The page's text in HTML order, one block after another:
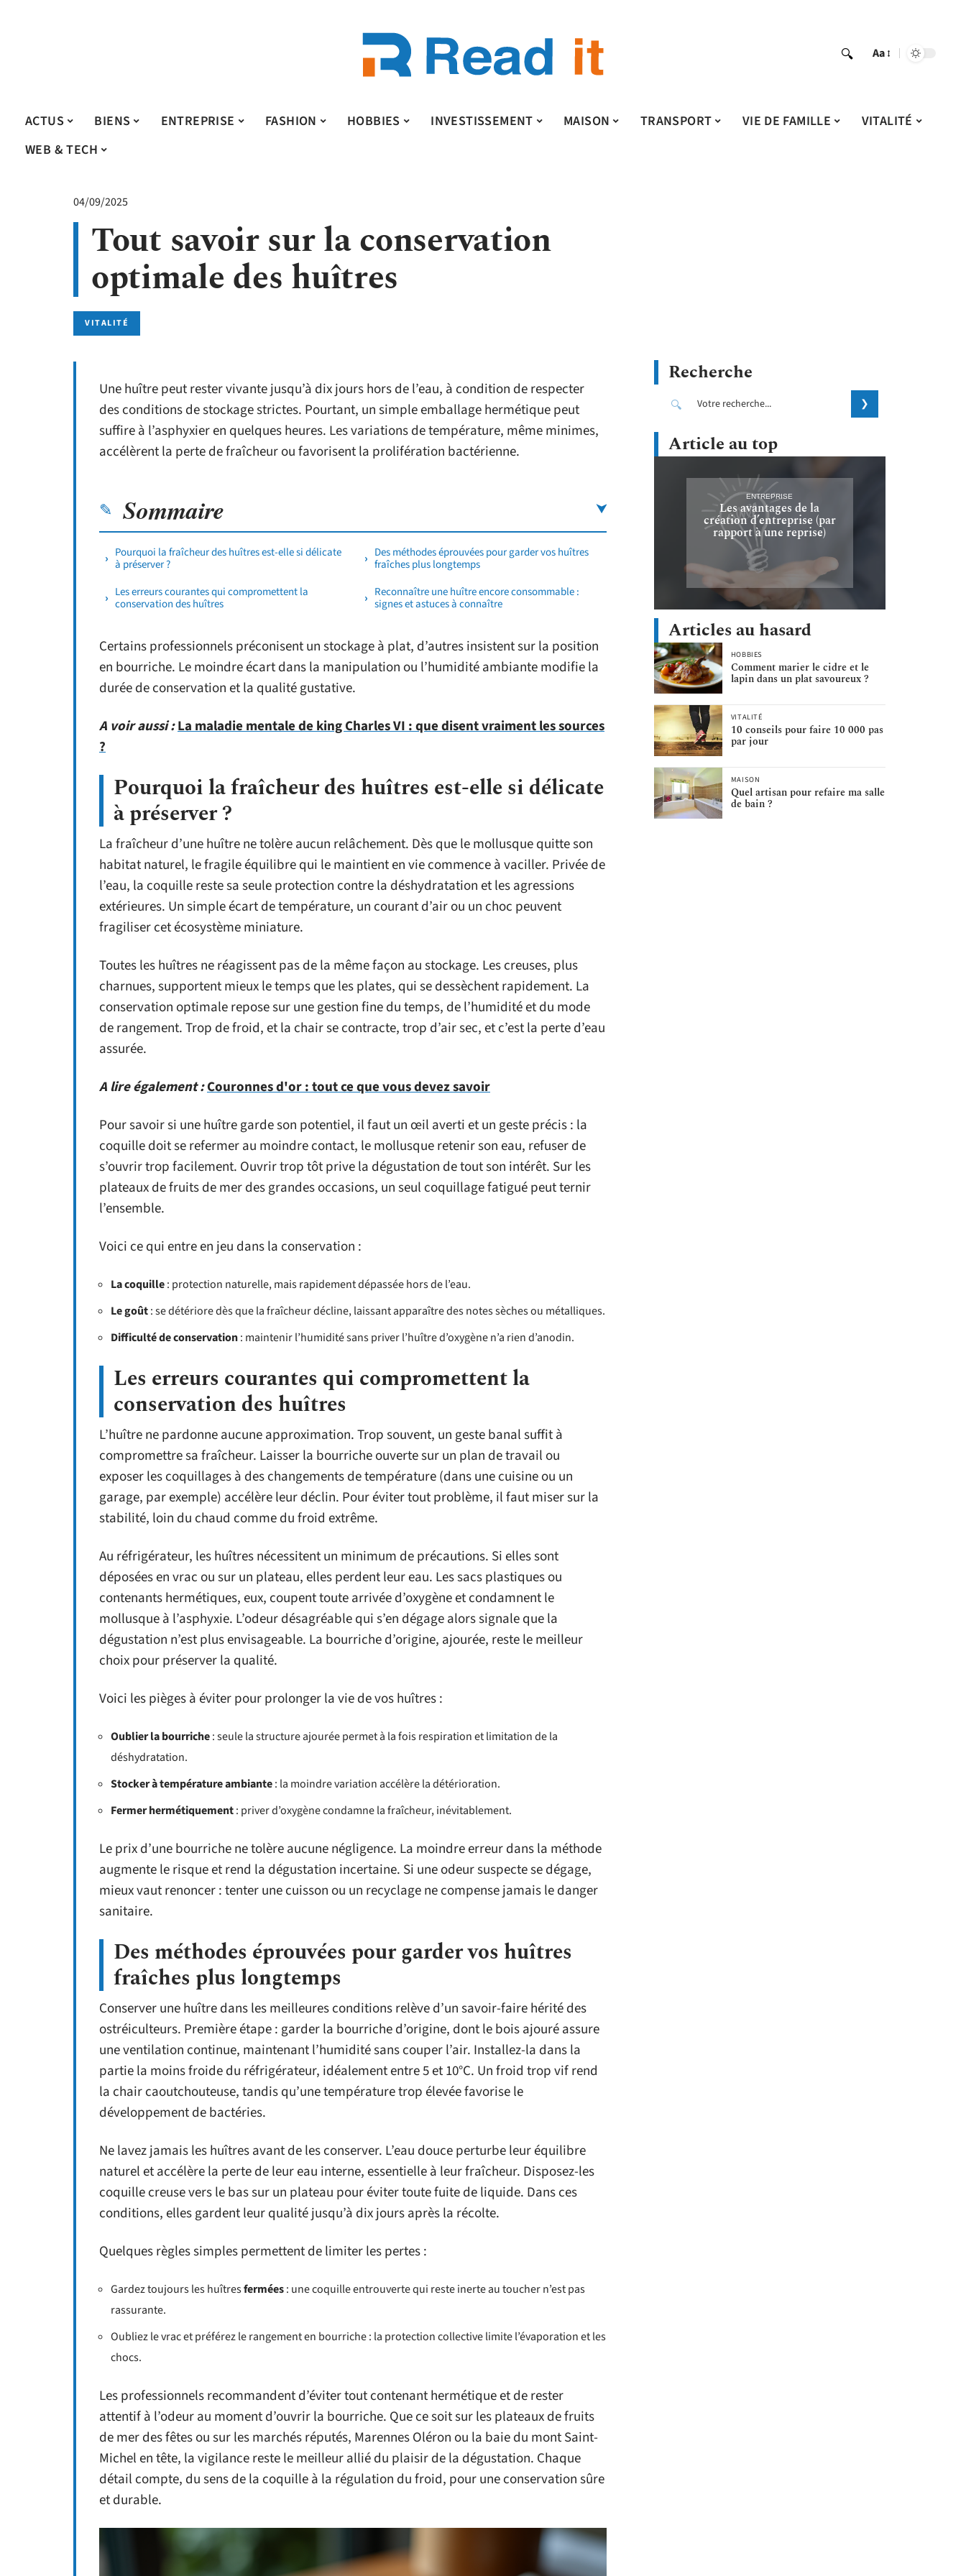
Aa
ACTUS BIENS ENTREPRISE FASHION HOBBIES INVESTISSEMENT MAISON TRANSPORT VIE DE FAMILLE
VITALITÉ
WEB & TECH
04/09/2025
Tout savoir sur la conservation
optimale des huîtres
VITALITÉ
Une huître peut rester vivante jusqu’à dix jours hors de l’eau, à condition de respecter
des conditions de stockage strictes. Pourtant, un simple emballage hermétique peut
suffire à l’asphyxier en quelques heures. Les variations de température, même minimes,
accélèrent la perte de fraîcheur ou favorisent la prolifération bactérienne.
Sommaire
Pourquoi la fraîcheur des huîtres est-elle si délicate
à préserver ?
Les erreurs courantes qui compromettent la
conservation des huîtres
Des méthodes éprouvées pour garder vos huîtres
fraîches plus longtemps
Reconnaître une huître encore consommable :
signes et astuces à connaître
Certains professionnels préconisent un stockage à plat, d’autres insistent sur la position
en bourriche. Le moindre écart dans la manipulation ou l’humidité ambiante modifie la
durée de conservation et la qualité gustative.
A voir aussi :La maladie mentale de king Charles VI : que disent vraiment les sources
?
Pourquoi la fraîcheur des huîtres est-elle si délicate
à préserver ?
La fraîcheur d’une huître ne tolère aucun relâchement. Dès que le mollusque quitte son
habitat naturel, le fragile équilibre qui le maintient en vie commence à vaciller. Privée de
l’eau, la coquille reste sa seule protection contre la déshydratation et les agressions
extérieures. Un simple écart de température, un courant d’air ou un choc peuvent
fragiliser cet écosystème miniature.
Toutes les huîtres ne réagissent pas de la même façon au stockage. Les creuses, plus
charnues, supportent mieux le temps que les plates, qui se dessèchent rapidement. La
conservation optimale repose sur une gestion fine du temps, de l’humidité et du mode
de rangement. Trop de froid, et la chair se contracte, trop d’air sec, et c’est la perte d’eau
assurée.
A lire également :Couronnes d'or : tout ce que vous devez savoir
Pour savoir si une huître garde son potentiel, il faut un œil averti et un geste précis : la
coquille doit se refermer au moindre contact, le mollusque retenir son eau, refuser de
s’ouvrir trop facilement. Ouvrir trop tôt prive la dégustation de tout son intérêt. Sur les
plateaux de fruits de mer des grandes occasions, un seul coquillage fatigué peut ternir
l’ensemble.
Voici ce qui entre en jeu dans la conservation :
La coquille: protection naturelle, mais rapidement dépassée hors de l’eau.
Le goût: se détériore dès que la fraîcheur décline, laissant apparaître des notes sèches ou métalliques.
Difficulté de conservation: maintenir l’humidité sans priver l’huître d’oxygène n’a rien d’anodin.
Les erreurs courantes qui compromettent la
conservation des huîtres
L’huître ne pardonne aucune approximation. Trop souvent, un geste banal suffit à
compromettre sa fraîcheur. Laisser la bourriche ouverte sur un plan de travail ou
exposer les coquillages à des changements de température (dans une cuisine ou un
garage, par exemple) accélère leur déclin. Pour éviter tout problème, il faut miser sur la
stabilité, loin du chaud comme du froid extrême.
Au réfrigérateur, les huîtres nécessitent un minimum de précautions. Si elles sont
déposées en vrac ou sur un plateau, elles perdent leur eau. Les sacs plastiques ou
contenants hermétiques, eux, coupent toute arrivée d’oxygène et condamnent le
mollusque à l’asphyxie. L’odeur désagréable qui s’en dégage alors signale que la
dégustation n’est plus envisageable. La bourriche d’origine, ajourée, reste le meilleur
choix pour préserver la qualité.
Voici les pièges à éviter pour prolonger la vie de vos huîtres :
Oublier la bourriche: seule la structure ajourée permet à la fois respiration et limitation de la
déshydratation.
Stocker à température ambiante: la moindre variation accélère la détérioration.
Fermer hermétiquement: priver d’oxygène condamne la fraîcheur, inévitablement.
Le prix d’une bourriche ne tolère aucune négligence. La moindre erreur dans la méthode
augmente le risque et rend la dégustation incertaine. Si une odeur suspecte se dégage,
mieux vaut renoncer : tenter une cuisson ou un recyclage ne compense jamais le danger
sanitaire.
Des méthodes éprouvées pour garder vos huîtres
fraîches plus longtemps
Conserver une huître dans les meilleures conditions relève d’un savoir-faire hérité des
ostréiculteurs. Première étape : garder la bourriche d’origine, dont le bois ajouré assure
une ventilation continue, maintenant l’humidité sans couper l’air. Installez-la dans la
partie la moins froide du réfrigérateur, idéalement entre 5 et 10°C. Un froid trop vif rend
la chair caoutchouteuse, tandis qu’une température trop élevée favorise le
développement de bactéries.
Ne lavez jamais les huîtres avant de les conserver. L’eau douce perturbe leur équilibre
naturel et accélère la perte de leur eau interne, essentielle à leur fraîcheur. Disposez-les
coquille creuse vers le bas sur un plateau pour éviter toute fuite de liquide. Dans ces
conditions, elles gardent leur qualité jusqu’à dix jours après la récolte.
Quelques règles simples permettent de limiter les pertes :
Gardez toujours les huîtresfermées: une coquille entrouverte qui reste inerte au toucher n’est pas
rassurante.
Oubliez le vrac et préférez le rangement en bourriche : la protection collective limite l’évaporation et les
chocs.
Les professionnels recommandent d’éviter tout contenant hermétique et de rester
attentif à l’odeur au moment d’ouvrir la bourriche. Que ce soit sur les plateaux de fruits
de mer des fêtes ou sur les marchés réputés, Marennes Oléron ou la baie du mont Saint-
Michel en tête, la vigilance reste le meilleur allié du plaisir de la dégustation. Chaque
détail compte, du sens de la coquille à la régulation du froid, pour une conservation sûre
et durable.
Recherche
Article au top
ENTREPRISE
Les avantages de la
création d’entreprise (par
rapport à une reprise)
Articles au hasard
HOBBIES
Comment marier le cidre et le
lapin dans un plat savoureux ?
VITALITÉ
10 conseils pour faire 10 000 pas
par jour
MAISON
Quel artisan pour refaire ma salle
de bain ?